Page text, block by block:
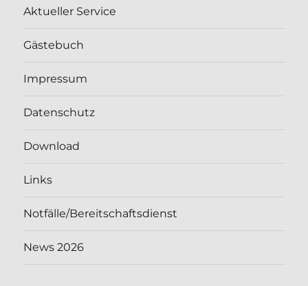
Aktueller Service
Gästebuch
Impressum
Datenschutz
Download
Links
Notfälle/Bereitschaftsdienst
News 2026